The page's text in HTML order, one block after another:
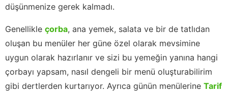
düşünmenize gerek kalmadı.
Genellikle çorba, ana yemek, salata ve bir de tatlıdan
oluşan bu menüler her güne özel olarak mevsimine
uygun olarak hazırlanır ve sizi bu yemeğin yanına hangi
çorbayı yapsam, nasıl dengeli bir menü oluşturabilirim
gibi dertlerden kurtarıyor. Ayrıca günün menülerine Tarif